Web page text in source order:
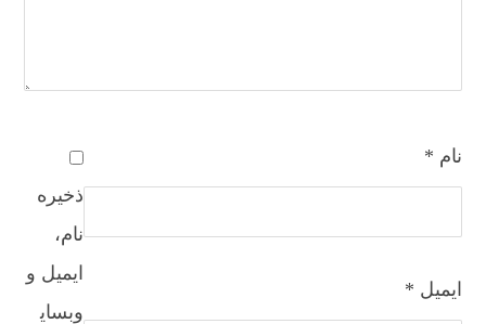
نام *
ایمیل *
ذخیره
نام،
ایمیل و
وبسای